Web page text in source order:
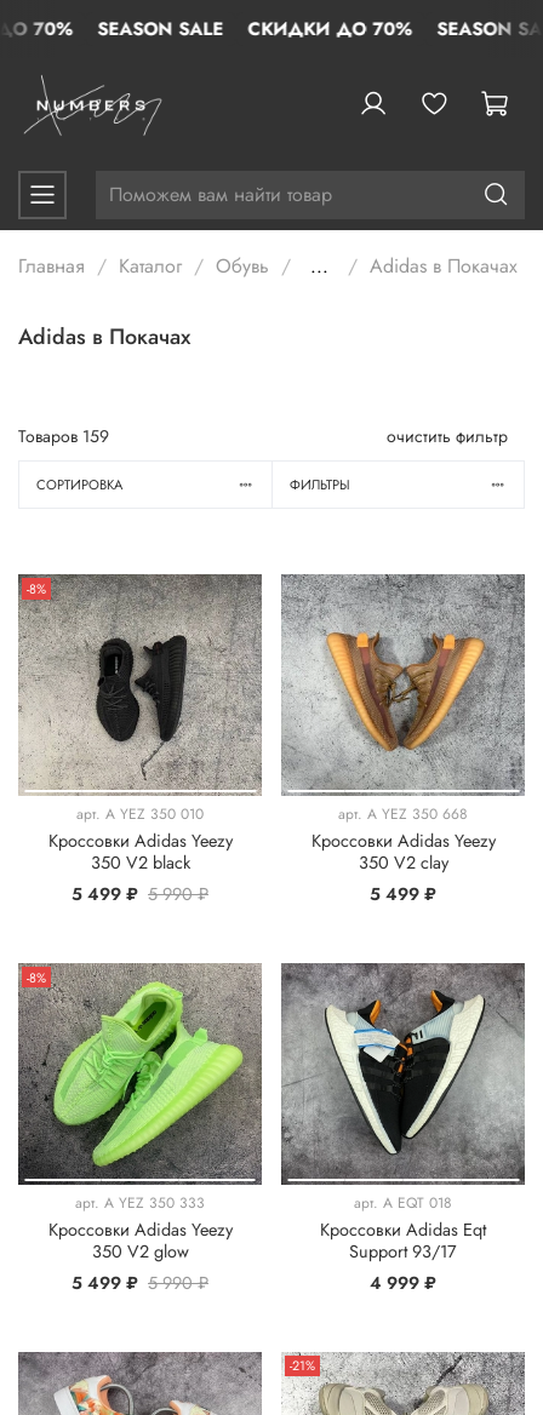
SEASON SALE СКИДКИ ДО 70% SEASON SALE
Главная Каталог Обувь ... Adidas в Покачах
Adidas в Покачах
Товаров 159 очистить фильтр
СОРТИРОВКА ФИЛЬТРЫ
-8%
арт. A YEZ 350 010
Кроссовки Adidas Yeezy
350 V2 black
5 499 ₽ 5 990 ₽
арт. A YEZ 350 668
Кроссовки Adidas Yeezy
350 V2 clay
5 499 ₽
-8%
арт. A YEZ 350 333
Кроссовки Adidas Yeezy
350 V2 glow
5 499 ₽ 5 990 ₽
арт. A EQT 018
Кроссовки Adidas Eqt
Support 93/17
4 999 ₽
-21%